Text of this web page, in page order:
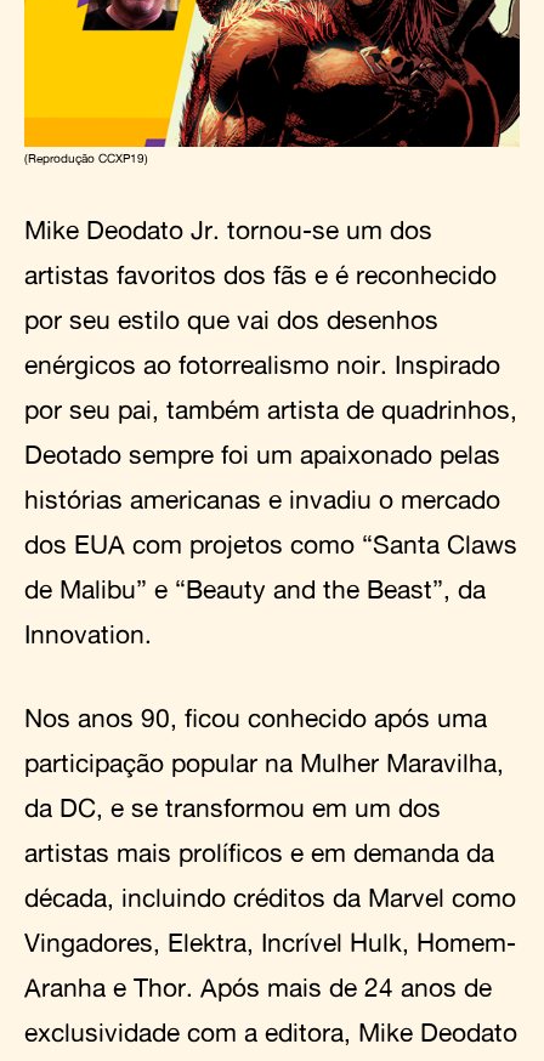
(Reprodução CCXP19)
Mike Deodato Jr. tornou-se um dos
artistas favoritos dos fãs e é reconhecido
por seu estilo que vai dos desenhos
enérgicos ao fotorrealismo noir. Inspirado
por seu pai, também artista de quadrinhos,
Deotado sempre foi um apaixonado pelas
histórias americanas e invadiu o mercado
dos EUA com projetos como “Santa Claws
de Malibu” e “Beauty and the Beast”, da
Innovation.
Nos anos 90, ficou conhecido após uma
participação popular na Mulher Maravilha,
da DC, e se transformou em um dos
artistas mais prolíficos e em demanda da
década, incluindo créditos da Marvel como
Vingadores, Elektra, Incrível Hulk, Homem-
Aranha e Thor. Após mais de 24 anos de
exclusividade com a editora, Mike Deodato